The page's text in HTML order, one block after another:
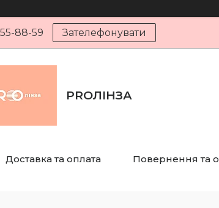
88-59 Зателефонувати
PROЛІНЗА
Доставка та оплата Повернення та